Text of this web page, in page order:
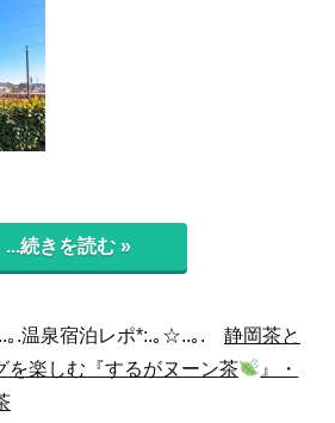
...続きを読む »
.温泉宿泊レポ*:.｡☆..｡. 静岡茶と
を楽しむ『するがヌーン茶
』・